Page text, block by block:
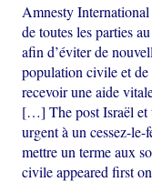
Amnesty International
de toutes les parties
afin d’éviter de
population civile et de
recevoir une aide
[…] The post Israël et
urgent à un cessez-
mettre un terme aux
civile appeared first